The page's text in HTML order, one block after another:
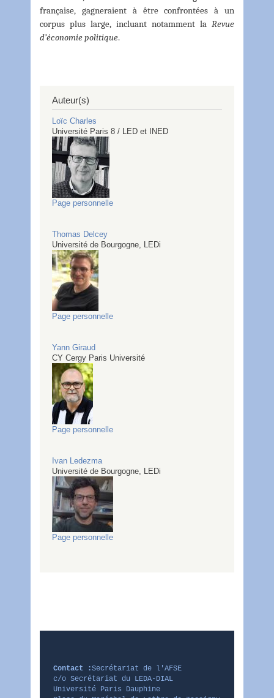
française, gagneraient à être confrontées à un
corpus plus large, incluant notamment la Revue
d’économie politique.
Auteur(s)
Loïc Charles
Université Paris 8 / LED et INED
Page personnelle
Thomas Delcey
Université de Bourgogne, LEDi
Page personnelle
Yann Giraud
CY Cergy Paris Université
Page personnelle
Ivan Ledezma
Université de Bourgogne, LEDi
Page personnelle
Contact :Secrétariat de l'AFSE
c/o Secrétariat du LEDA-DIAL
Université Paris Dauphine